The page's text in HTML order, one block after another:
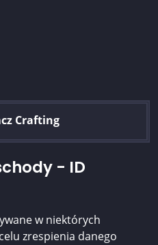
Crafting
- ID
w niektórych
zrespienia danego